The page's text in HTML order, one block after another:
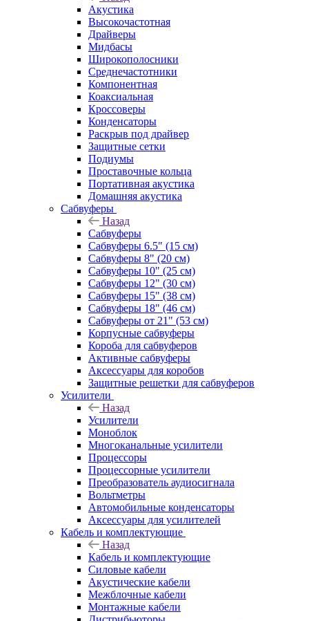
Акустика
Высокочастотная
Драйверы
Мидбасы
Широкополосники
Среднечастотники
Компонентная
Коаксиальная
Кроссоверы
Конденсаторы
Раскрыв под драйвер
Защитные сетки
Подиумы
Проставочные кольца
Портативная акустика
Домашняя акустика
Сабвуферы
Назад
Сабвуферы
Сабвуферы 6.5" (15 см)
Сабвуферы 8" (20 см)
Сабвуферы 10" (25 см)
Сабвуферы 12" (30 см)
Сабвуферы 15" (38 см)
Сабвуферы 18" (46 см)
Сабвуферы от 21" (53 см)
Корпусные сабвуферы
Короба для сабвуферов
Активные сабвуферы
Аксессуары для коробов
Защитные решетки для сабвуферов
Усилители
Назад
Усилители
Моноблок
Многоканальные усилители
Процессоры
Процессорные усилители
Преобразователь аудиосигнала
Вольтметры
Автомобильные конденсаторы
Аксессуары для усилителей
Кабель и комплектующие
Назад
Кабель и комплектующие
Силовые кабели
Акустические кабели
Межблочные кабели
Монтажные кабели